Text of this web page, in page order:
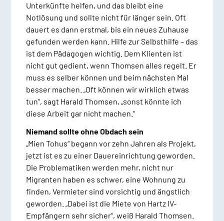
Unterkünfte helfen, und das bleibt eine
Notlösung und sollte nicht für länger sein. Oft
dauert es dann erstmal, bis ein neues Zuhause
gefunden werden kann. Hilfe zur Selbsthilfe – das
ist dem Pädagogen wichtig. Dem Klienten ist
nicht gut gedient, wenn Thomsen alles regelt. Er
muss es selber können und beim nächsten Mal
besser machen. „Oft können wir wirklich etwas
tun“, sagt Harald Thomsen, „sonst könnte ich
diese Arbeit gar nicht machen.“
Niemand sollte ohne Obdach sein
„Mien Tohus“ begann vor zehn Jahren als Projekt,
jetzt ist es zu einer Dauereinrichtung geworden.
Die Problematiken werden mehr, nicht nur
Migranten haben es schwer, eine Wohnung zu
finden, Vermieter sind vorsichtig und ängstlich
geworden. „Dabei ist die Miete von Hartz IV-
Empfängern sehr sicher“, weiß Harald Thomsen.